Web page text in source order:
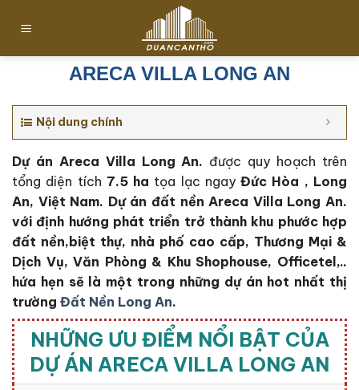
đến
ARECA VILLA LONG AN
Nội dung chính
Dự án Areca Villa Long An. được quy hoạch trên
tổng diện tích 7.5 ha tọa lạc ngayĐức Hòa , Long
An, Việt Nam. Dự án đất nền Areca Villa Long An.
với định hướng phát triển trở thành khu phước hợp
đất nền,biệt thự, nhà phố cao cấp, Thương Mại &
Dịch Vụ, Văn Phòng & Khu Shophouse, Officetel,..
hứa hẹn sẽ là một trong những dự án hot nhất thị
trường Đất Nền Long An.
NHỮNG ƯU ĐIỂM NỔI BẬT CỦA
DỰ ÁN ARECA VILLA LONG AN